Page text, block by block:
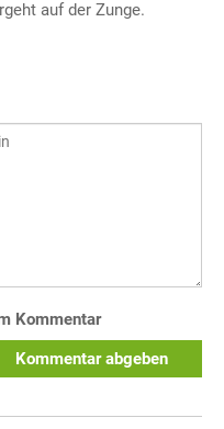
auf der Zunge.
Kommentar
Kommentar abgeben